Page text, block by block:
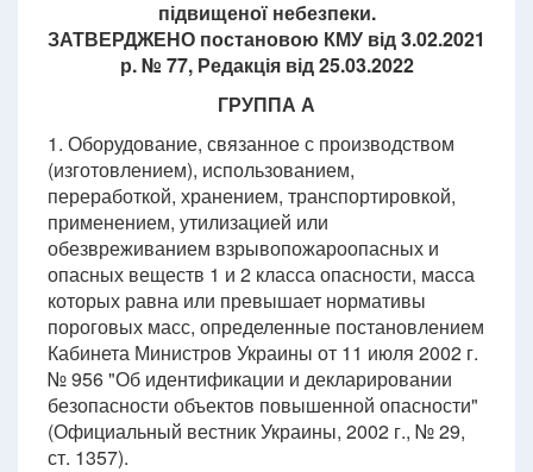
підвищеної небезпеки.
ЗАТВЕРДЖЕНО постановою КМУ від 3.02.2021
р. № 77, Редакція від 25.03.2022
ГРУППА А
1. Оборудование, связанное с производством
(изготовлением), использованием,
переработкой, хранением, транспортировкой,
применением, утилизацией или
обезвреживанием взрывопожароопасных и
опасных веществ 1 и 2 класса опасности, масса
которых равна или превышает нормативы
пороговых масс, определенные постановлением
Кабинета Министров Украины от 11 июля 2002 г.
№ 956 "Об идентификации и декларировании
безопасности объектов повышенной опасности"
(Официальный вестник Украины, 2002 г., № 29,
ст. 1357).